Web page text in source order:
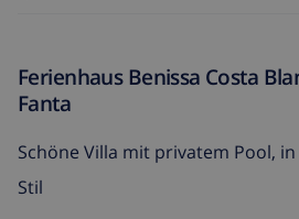
Ferienhaus Benissa Costa
Fanta
Schöne Villa mit privatem Pool,
Stil